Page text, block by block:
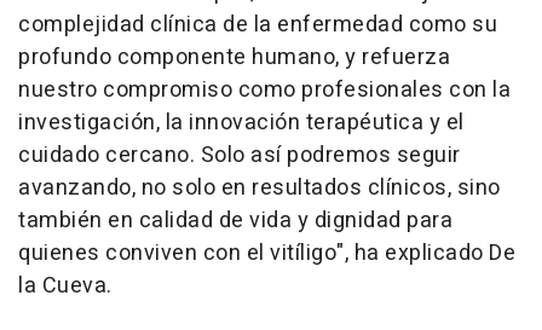
complejidad clínica de la enfermedad como su
profundo componente humano, y refuerza
nuestro compromiso como profesionales con la
investigación, la innovación terapéutica y el
cuidado cercano. Solo así podremos seguir
avanzando, no solo en resultados clínicos, sino
también en calidad de vida y dignidad para
quienes conviven con el vitíligo", ha explicado De
la Cueva.